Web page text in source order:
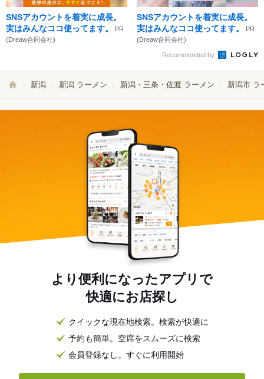
SNSアカウントを着実に成長。
実はみんなココ使ってます。
PR
(Dreaw合同会社)
SNSアカウントを着実に成長。
実はみんなココ使ってます。
PR
(Dreaw合同会社)
Recommended by
新潟 新潟 ラーメン 新潟・三条・佐渡 ラーメン 新潟市 ラ
より便利になったアプリで
快適にお店探し
クイックな現在地検索。検索が快適に
予約も簡単。空席をスムーズに検索
会員登録なし。すぐに利用開始